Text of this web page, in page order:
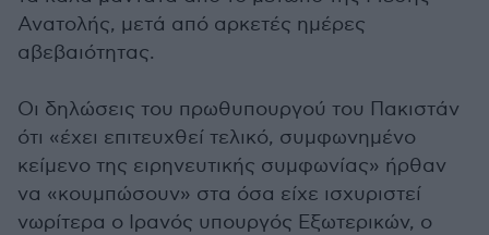
Ανατολής, μετά από αρκετές ημέρες
αβεβαιότητας.
Οι δηλώσεις του πρωθυπουργού του Πακιστάν
ότι «έχει επιτευχθεί τελικό, συμφωνημένο
κείμενο της ειρηνευτικής συμφωνίας» ήρθαν
να «κουμπώσουν» στα όσα είχε ισχυριστεί
νωρίτερα ο Ιρανός υπουργός Εξωτερικών, ο